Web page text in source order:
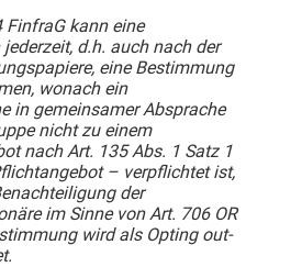
FinfraG kann eine
d.h. auch nach der
eine Bestimmung
wonach ein
in gemeinsamer Absprache
nicht zu einem
nach Art. 135 Abs. 1 Satz 1
– verpflichtet ist,
der
im Sinne von Art. 706 OR
wird als Opting out-